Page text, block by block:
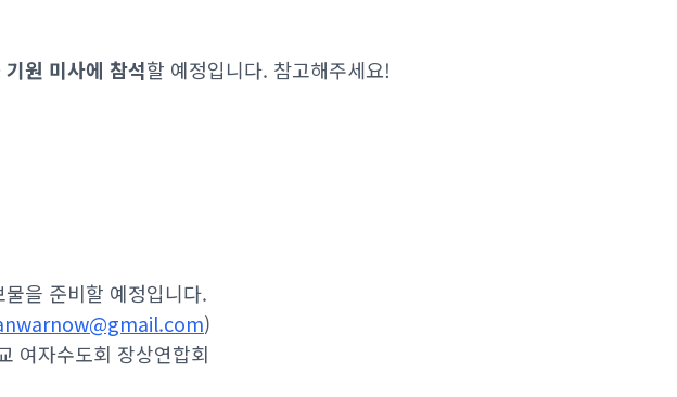
원 미사에 참석할 예정입니다. 참고해주세요!
을 준비할 예정입니다.
)
여자수도회 장상연합회